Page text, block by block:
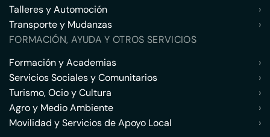
Talleres y Automoción
›
Transporte y Mudanzas
›
FORMACIÓN, AYUDA Y OTROS SERVICIOS
Formación y Academias
›
Servicios Sociales y Comunitarios
›
Turismo, Ocio y Cultura
›
Agro y Medio Ambiente
›
Movilidad y Servicios de Apoyo Local
›